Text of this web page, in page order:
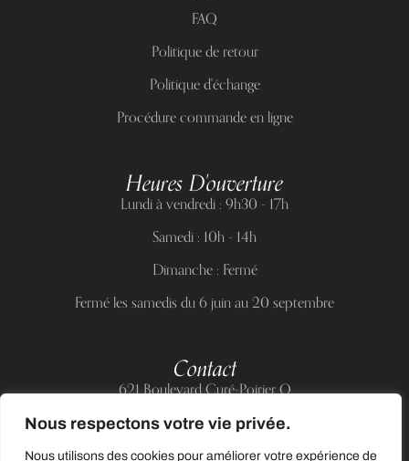
Nous respectons votre vie privée.
Nous utilisons des cookies pour améliorer votre expérience de
FAQ
Politique de retour
Politique d'échange
Procédure commande en ligne
Heures D'ouverture
Lundi à vendredi : 9h30 - 17h
Samedi : 10h - 14h
Dimanche : Fermé
Fermé les samedis du 6 juin au 20 septembre
Contact
621 Boulevard Curé-Poirier O